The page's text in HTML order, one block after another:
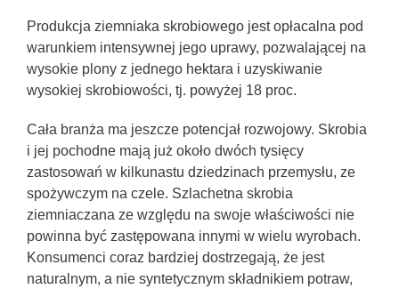
Produkcja ziemniaka skrobiowego jest opłacalna pod
warunkiem intensywnej jego uprawy, pozwalającej na
wysokie plony z jednego hektara i uzyskiwanie
wysokiej skrobiowości, tj. powyżej 18 proc.
Cała branża ma jeszcze potencjał rozwojowy. Skrobia
i jej pochodne mają już około dwóch tysięcy
zastosowań w kilkunastu dziedzinach przemysłu, ze
spożywczym na czele. Szlachetna skrobia
ziemniaczana ze względu na swoje właściwości nie
powinna być zastępowana innymi w wielu wyrobach.
Konsumenci coraz bardziej dostrzegają, że jest
naturalnym, a nie syntetycznym składnikiem potraw,